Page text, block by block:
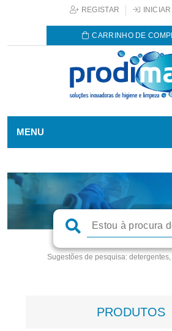
REGISTAR
CARRINHO DE
MENU
Sugestões de pesquisa:detergentes,
PRODUTOS